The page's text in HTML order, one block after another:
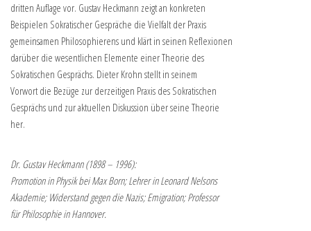
dritten Auflage vor. Gustav Heckmann zeigt an konkreten
Beispielen Sokratischer Gespräche die Vielfalt der Praxis
gemeinsamen Philosophierens und klärt in seinen Reflexionen
darüber die wesentlichen Elemente einer Theorie des
Sokratischen Gesprächs. Dieter Krohn stellt in seinem
Vorwort die Bezüge zur derzeitigen Praxis des Sokratischen
Gesprächs und zur aktuellen Diskussion über seine Theorie
her.
Dr. Gustav Heckmann (1898 – 1996):
Promotion in Physik bei Max Born; Lehrer in Leonard Nelsons
Akademie; Widerstand gegen die Nazis; Emigration; Professor
für Philosophie in Hannover.